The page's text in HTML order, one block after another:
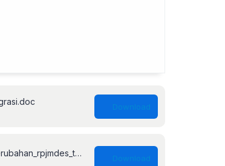
berita_acara_musdes_pengesahan_perubahan_rpjmdes_terintegrasi.doc